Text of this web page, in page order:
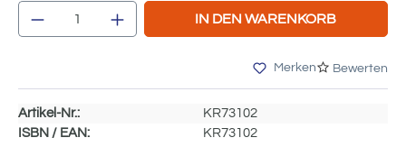
Produkt Anzahl: Gib den gewünschten
IN DEN WARENKORB
Merken Bewerten
Artikel-Nr.:
KR73102
ISBN / EAN:
KR73102